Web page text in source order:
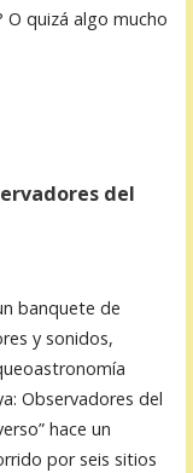
O quizá algo mucho
del
banquete de
y sonidos,
Observadores del
hace un
por seis sitios